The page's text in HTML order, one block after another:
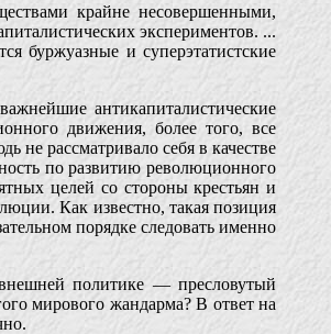
крайне несовершенными,
экспериментов. ...
буржуазные и суперэтатистские
антикапиталистические
движения, более того, все
не рассматривало себя в качестве
по развитию революционного
целей со стороны крестьян и
Как известно, такая позиция
порядке следовать именно
внешней политике — пресловутый
мирового жандарма? В ответ на